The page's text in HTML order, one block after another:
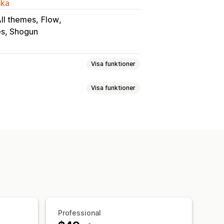
themes Flow
Shogun
Visa funktioner
Visa funktioner
Lokalisering
Automatiseringar
Professional